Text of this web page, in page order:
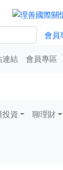
會員
連結 會員專區
投資 聊理財